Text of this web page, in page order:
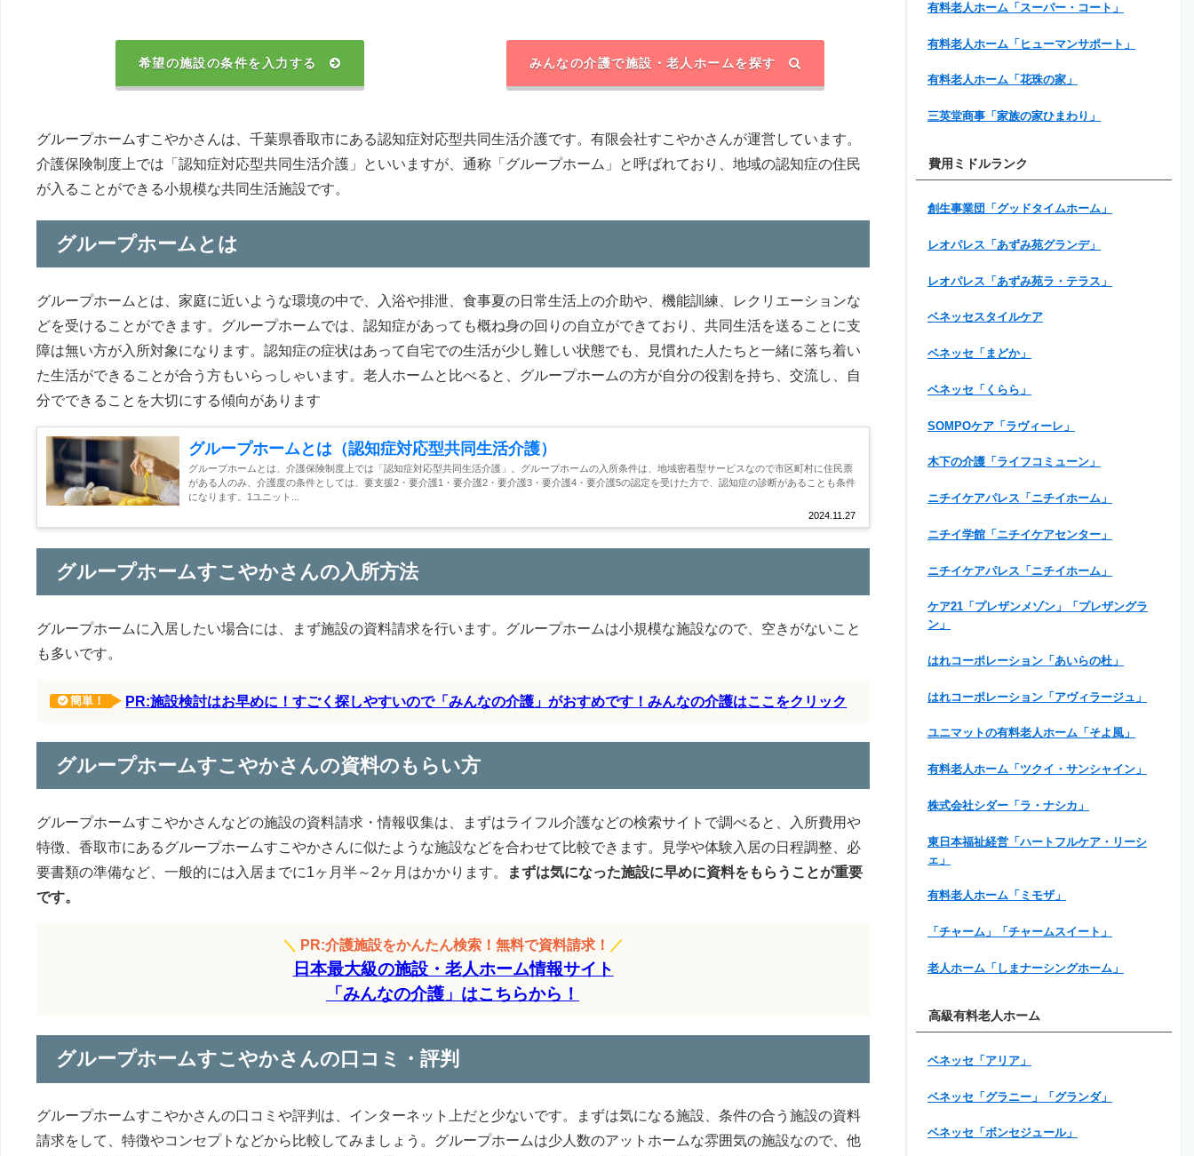
希望の施設の条件を入力する みんなの介護で施設・老人ホームを探す
グループホームすこやかさんは、千葉県香取市にある認知症対応型共同生活介護です。有限会社すこやかさんが運営しています。
介護保険制度上では「認知症対応型共同生活介護」といいますが、通称「グループホーム」と呼ばれており、地域の認知症の住民
が入ることができる小規模な共同生活施設です。
グループホームとは
グループホームとは、家庭に近いような環境の中で、入浴や排泄、食事夏の日常生活上の介助や、機能訓練、レクリエーションな
どを受けることができます。グループホームでは、認知症があっても概ね身の回りの自立ができており、共同生活を送ることに支
障は無い方が入所対象になります。認知症の症状はあって自宅での生活が少し難しい状態でも、見慣れた人たちと一緒に落ち着い
た生活ができることが合う方もいらっしゃいます。老人ホームと比べると、グループホームの方が自分の役割を持ち、交流し、自
分でできることを大切にする傾向があります
グループホームとは（認知症対応型共同生活介護）
2024.11.27
グループホームとは、介護保険制度上では「認知症対応型共同生活介護」。グループホームの入所条件は、地域密着型サービスなので市区町村に住民票
がある人のみ、介護度の条件としては、要支援2・要介護1・要介護2・要介護3・要介護4・要介護5の認定を受けた方で、認知症の診断があることも条件
になります。1ユニット...
グループホームすこやかさんの入所方法
グループホームに入居したい場合には、まず施設の資料請求を行います。グループホームは小規模な施設なので、空きがないこと
も多いです。
簡単！ PR:施設検討はお早めに！すごく探しやすいので「みんなの介護」がおすめです！みんなの介護はここをクリック
グループホームすこやかさんの資料のもらい方
グループホームすこやかさんなどの施設の資料請求・情報収集は、まずはライフル介護などの検索サイトで調べると、入所費用や
特徴、香取市にあるグループホームすこやかさんに似たような施設などを合わせて比較できます。見学や体験入居の日程調整、必
要書類の準備など、一般的には入居までに1ヶ月半～2ヶ月はかかります。
まずは気になった施設に早めに資料をもらうことが重要
です。
＼ PR:介護施設をかんたん検索！無料で資料請求！ ／
日本最大級の施設・老人ホーム情報サイト
「みんなの介護」はこちらから！
グループホームすこやかさんの口コミ・評判
グループホームすこやかさんの口コミや評判は、インターネット上だと少ないです。まずは気になる施設、条件の合う施設の資料
請求をして、特徴やコンセプトなどから比較してみましょう。グループホームは少人数のアットホームな雰囲気の施設なので、他
有料老人ホーム「スーパー・コート」
有料老人ホーム「ヒューマンサポート」
有料老人ホーム「花珠の家」
三英堂商事「家族の家ひまわり」
費用ミドルランク
創生事業団「グッドタイムホーム」
レオパレス「あずみ苑グランデ」
レオパレス「あずみ苑ラ・テラス」
ベネッセスタイルケア
ベネッセ「まどか」
ベネッセ「くらら」
SOMPOケア「ラヴィーレ」
木下の介護「ライフコミューン」
ニチイケアパレス「ニチイホーム」
ニチイ学館「ニチイケアセンター」
ニチイケアパレス「ニチイホーム」
ケア21「プレザンメゾン」「プレザングラ
ン」
はれコーポレーション「あいらの杜」
はれコーポレーション「アヴィラージュ」
ユニマットの有料老人ホーム「そよ風」
有料老人ホーム「ツクイ・サンシャイン」
株式会社シダー「ラ・ナシカ」
東日本福祉経営「ハートフルケア・リーシ
ェ」
有料老人ホーム「ミモザ」
「チャーム」「チャームスイート」
老人ホーム「しまナーシングホーム」
高級有料老人ホーム
ベネッセ「アリア」
ベネッセ「グラニー」「グランダ」
ベネッセ「ボンセジュール」